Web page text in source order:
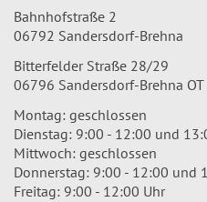
Bahnhofstraße 2
06792 Sandersdorf-Brehna
Bitterfelder Straße 28/29
06796 Sandersdorf-Brehna OT
Montag: geschlossen
Dienstag: 9:00 - 12:00 und
Mittwoch: geschlossen
Donnerstag: 9:00 - 12:00 und
Freitag: 9:00 - 12:00 Uhr